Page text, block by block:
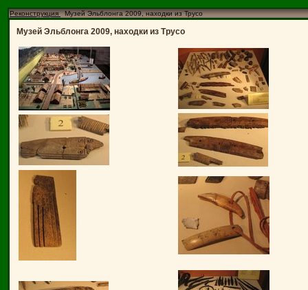
РеконструкцияМузей Эльблонга 2009, находки из Трусо
Музей Эльблонга 2009, находки из Трусо